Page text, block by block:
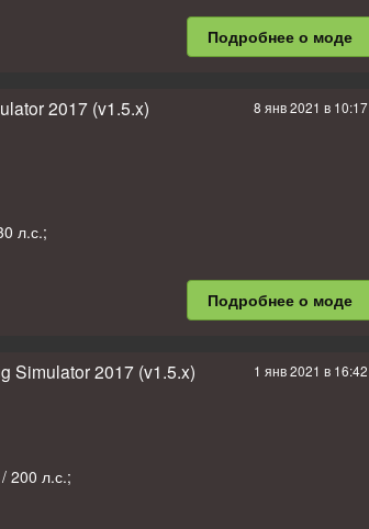
Подробнее о моде
8 янв 2021 в 10:17
2017 (v1.5.x)
л.с.;
Подробнее о моде
1 янв 2021 в 16:42
Simulator 2017 (v1.5.x)
200 л.с.;